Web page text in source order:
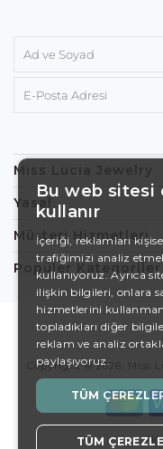
Miss Lucia Jewelry
Yasal
Müşteri Hizmetleri
Popüler Kategoriler
Copyright © 2026, Miss
Bu web sitesi
kullanır
İçeriği, reklamları
trafiğimizi analiz
kullanıyoruz. Ayrıca
ilişkin bilgileri, onlara
hizmetlerini
topladıkları diğer
reklam ve analiz
paylaşıyoruz.
TÜM
TÜM